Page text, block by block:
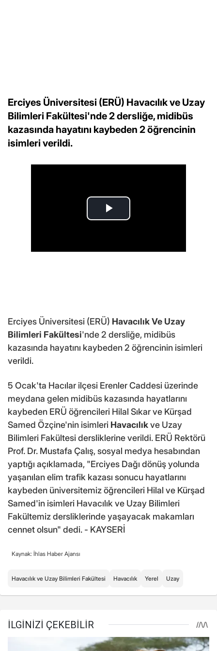
Erciyes Üniversitesi (ERÜ) Havacılık ve Uzay
Bilimleri Fakültesi'nde 2 dersliğe, midibüs
kazasında hayatını kaybeden 2 öğrencinin
isimleri verildi.
Erciyes Üniversitesi (ERÜ) Havacılık Ve Uzay
Bilimleri Fakültesi'nde 2 dersliğe, midibüs
kazasında hayatını kaybeden 2 öğrencinin isimleri
verildi.
5 Ocak'ta Hacılar ilçesi Erenler Caddesi üzerinde
meydana gelen midibüs kazasında hayatlarını
kaybeden ERÜ öğrencileri Hilal Sıkar ve Kürşad
Samed Özçine'nin isimleri Havacılıkve Uzay
Bilimleri Fakültesi dersliklerine verildi. ERÜ Rektörü
Prof. Dr. Mustafa Çalış, sosyal medya hesabından
yaptığı açıklamada, "Erciyes Dağı dönüş yolunda
yaşanılan elim trafik kazası sonucu hayatlarını
kaybeden üniversitemiz öğrencileri Hilal ve Kürşad
Samed'in isimleri Havacılık ve Uzay Bilimleri
Fakültemiz dersliklerinde yaşayacak makamları
cennet olsun" dedi. - KAYSERİ
Kaynak: İhlas Haber Ajansı
Havacılık ve Uzay Bilimleri Fakültesi Havacılık Yerel Uzay